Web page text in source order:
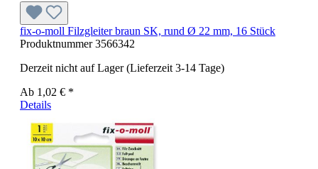
fix-o-moll Filzgleiter braun SK, rund Ø 22 mm, 16 Stück
Produktnummer3566342
Derzeit nicht auf Lager (Lieferzeit 3-14 Tage)
Ab 1,02 € *
Details